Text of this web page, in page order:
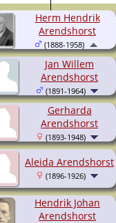
Jan Willem
Arendshorst
(1891-1964)
Gerharda
Arendshorst
(1893-1948)
Aleida Arendshorst
(1896-1926)
Hendrik Johan
Arendshorst
Herm Hendrik
Arendshorst
(1888-1958)